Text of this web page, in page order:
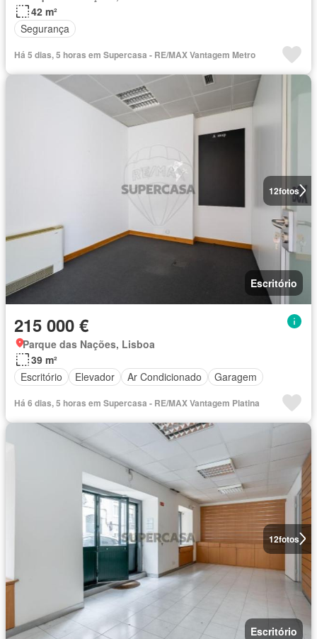
42 m²
Segurança
Há 5 dias, 5 horas em Supercasa - RE/MAX Vantagem Metro
12fotos
Escritório
215 000 €
Parque das Nações, Lisboa
39 m²
Escritório
Elevador Ar Condicionado Garagem
Há 6 dias, 5 horas em Supercasa - RE/MAX Vantagem Platina
12fotos
Escritório